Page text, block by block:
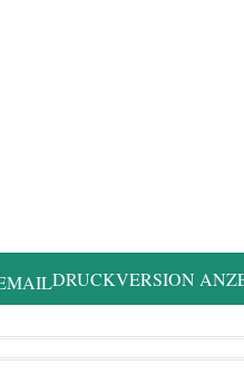
DRUCKVERSION